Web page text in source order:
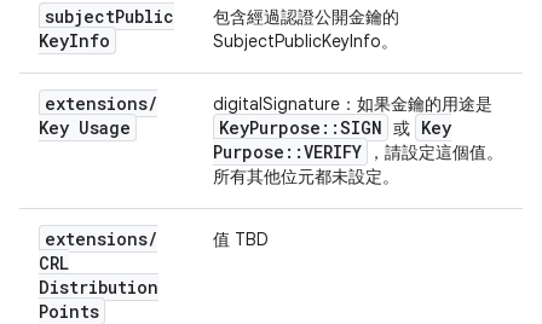
subjectPublic
KeyInfo
包含經過認證公開金鑰的
SubjectPublicKeyInfo。
extensions/
Key Usage
digitalSignature：如果金鑰的用途是
KeyPurpose ::SIGN 或 Key
Purpose ::VERIFY
，請設定這個值。
所有其他位元都未設定。
extensions/
CRL
Distribution
Points
值 TBD